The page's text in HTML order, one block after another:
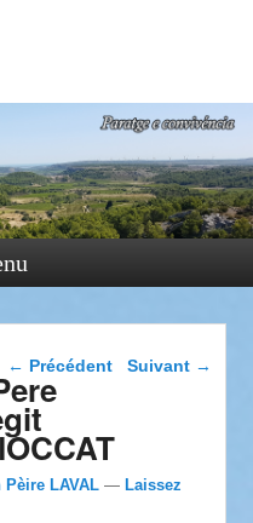
Paratge e Convivència
Navigation dans les
← Précédent Suivant →
Pèire LAVAL —Laissez